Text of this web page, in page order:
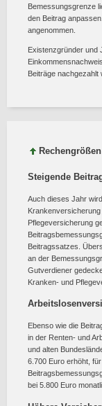
Bemessungsgrenze
den Beitrag
angenommen.
Existenzgründer und
Beiträge nachgezahlt
Steigende
Auch dieses Jahr
Pflegeversicherung
Beitragssatzes.
an der
Gutverdiener
Kranken- und
Ebenso wie die
in der Renten- und
und alten
6.700 Euro erhöht,
bei 5.800 Euro